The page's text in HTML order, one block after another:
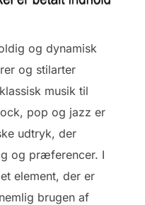
og dynamisk
og stilarter
musik til
pop og jazz er
udtryk, der
og præferencer. I
element, der er
brugen af